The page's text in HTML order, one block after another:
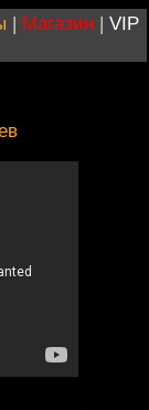
| Магазин | VIP